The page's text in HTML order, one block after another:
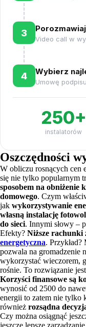
3
Video call w
4 Wybierz
Umowę
250+
instalatorów
Oszczędności
W obliczu rosnących cen
się nie tylko popularnym
sposobem na obniżenie
domowego. Czym
jak wykorzystywanie
własną instalację
do sieci. Innymi słowy –
Efekty? Niższe rachunki
energetyczna.
pozwala na gromadzenie
wykorzystać wieczorem,
rośnie. To rozwiązanie
Korzyści finansowe są
wynosić od 2500 do
energii to zatem nie tylko
również rozsądna
Czy można osiągnąć
jeszcze lepsze